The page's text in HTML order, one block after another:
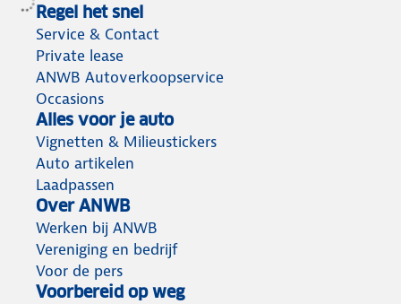
Regel het snel
Service & Contact
Private lease
ANWB Autoverkoopservice
Occasions
Alles voor je auto
Vignetten & Milieustickers
Auto artikelen
Laadpassen
Over ANWB
Werken bij ANWB
Vereniging en bedrijf
Voor de pers
Voorbereid op weg